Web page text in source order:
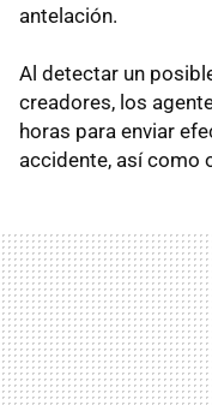
antelación.
Al detectar un
creadores, los
horas para enviar
accidente, así como